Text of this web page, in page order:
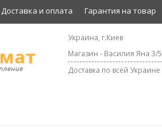
Доставка и оплата Гарантия на товар
Украина, г.Киев
Магазин - Василия Яна 3/5
Доставка по всей Украине